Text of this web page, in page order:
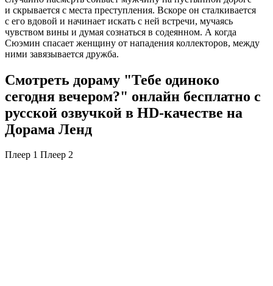
и скрывается с места преступления. Вскоре он сталкивается
с его вдовой и начинает искать с ней встречи, мучаясь
чувством вины и думая сознаться в содеянном. А когда
Сюэмин спасает женщину от нападения коллекторов, между
ними завязывается дружба.
Смотреть дораму "Тебе одиноко
сегодня вечером?" онлайн бесплатно с
русской озвучкой в HD-качестве на
Дорама Ленд
Плеер 1 Плеер 2